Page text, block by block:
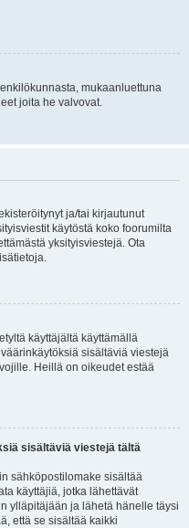
mukaanluettuna
joita he valvovat.
ja/tai kirjautunut
käytöstä koko foorumilta
yksityisviestejä. Ota
käyttäjältä käyttämällä
sisältäviä viestejä
Heillä on oikeudet estää
sisältäviä viestejä tältä
sähköpostilomake sisältää
käyttäjiä, jotka lähettävät
ylläpitäjään ja lähetä hänelle täysi
että se sisältää kaikki